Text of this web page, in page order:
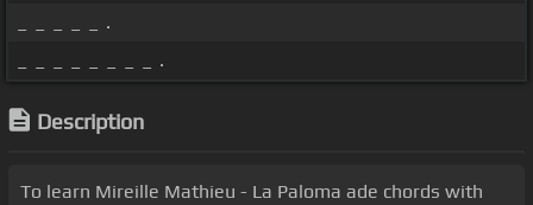
_ _ _ _ _ .
_ _ _ _ _ _ _ _ .
Description
To learn Mireille Mathieu - La Paloma ade chords with